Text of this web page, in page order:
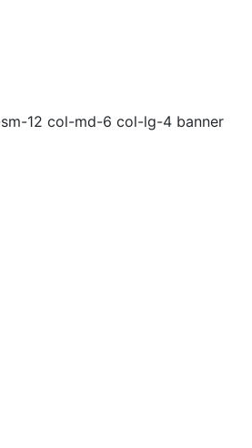
12 col-md-6 col-lg-4 banner